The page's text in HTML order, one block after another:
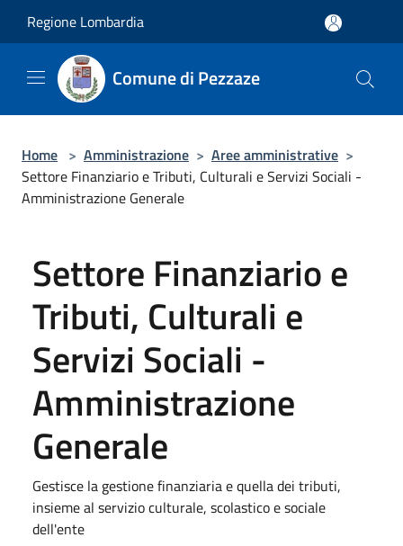
Regione Lombardia
Comune di Pezzaze
Home > Amministrazione > Aree amministrative >
Settore Finanziario e Tributi, Culturali e Servizi Sociali -
Amministrazione Generale
Settore Finanziario e
Tributi, Culturali e
Servizi Sociali -
Amministrazione
Generale
Gestisce la gestione finanziaria e quella dei tributi,
insieme al servizio culturale, scolastico e sociale
dell'ente